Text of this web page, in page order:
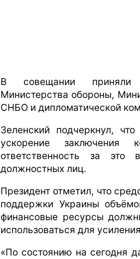
В совещании приняли
Министерства обороны,
СНБО и дипломатической
Зеленский подчеркнул,
ускорение
ответственность за это
должностных лиц.
Президент отметил, что
поддержки Украины
финансовые ресурсы
использоваться для
«По состоянию на сегодня